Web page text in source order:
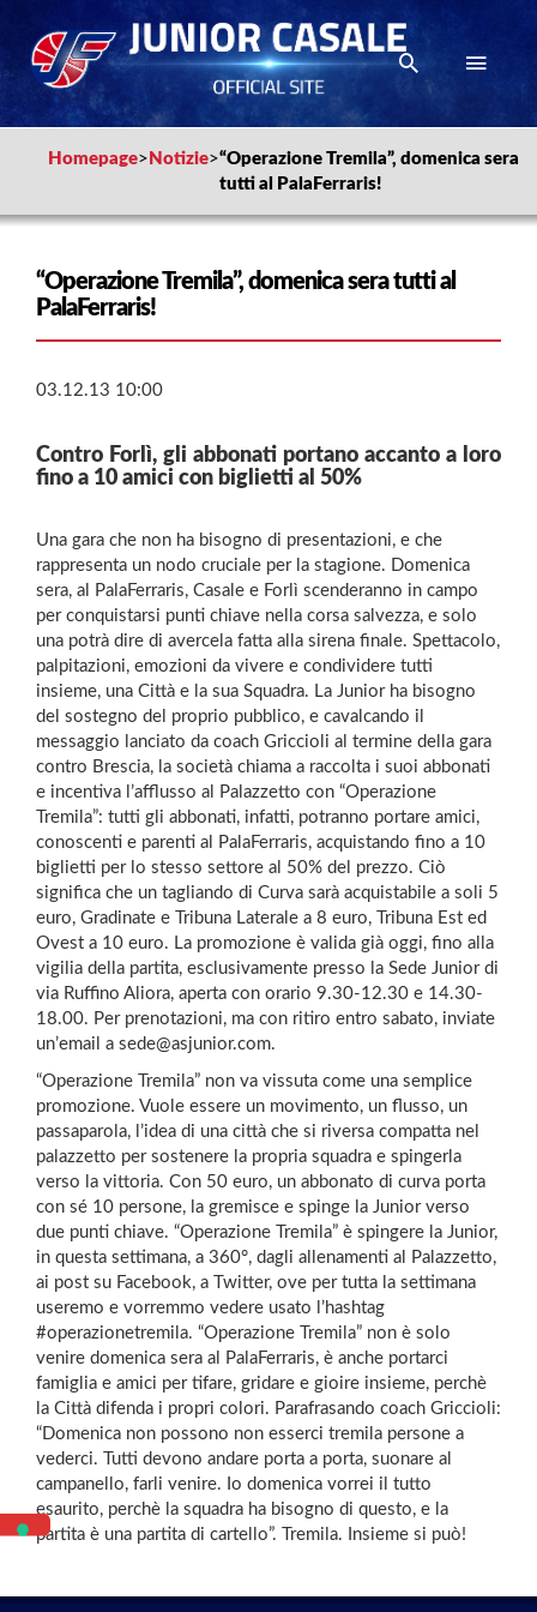
Homepage> Notizie>“Operazione Tremila”, domenica sera
tutti al PalaFerraris!
“Operazione Tremila”, domenica sera tutti al
PalaFerraris!
03.12.13 10:00
Contro Forlì, gli abbonati portano accanto a loro
fino a 10 amici con biglietti al 50%
Una gara che non ha bisogno di presentazioni, e che
rappresenta un nodo cruciale per la stagione. Domenica
sera, al PalaFerraris, Casale e Forlì scenderanno in campo
per conquistarsi punti chiave nella corsa salvezza, e solo
una potrà dire di avercela fatta alla sirena finale. Spettacolo,
palpitazioni, emozioni da vivere e condividere tutti
insieme, una Città e la sua Squadra. La Junior ha bisogno
del sostegno del proprio pubblico, e cavalcando il
messaggio lanciato da coach Griccioli al termine della gara
contro Brescia, la società chiama a raccolta i suoi abbonati
e incentiva l’afflusso al Palazzetto con “Operazione
Tremila”: tutti gli abbonati, infatti, potranno portare amici,
conoscenti e parenti al PalaFerraris, acquistando fino a 10
biglietti per lo stesso settore al 50% del prezzo. Ciò
significa che un tagliando di Curva sarà acquistabile a soli 5
euro, Gradinate e Tribuna Laterale a 8 euro, Tribuna Est ed
Ovest a 10 euro. La promozione è valida già oggi, fino alla
vigilia della partita, esclusivamente presso la Sede Junior di
via Ruffino Aliora, aperta con orario 9.30-12.30 e 14.30-
18.00. Per prenotazioni, ma con ritiro entro sabato, inviate
un’email a sede@asjunior.com.
“Operazione Tremila” non va vissuta come una semplice
promozione. Vuole essere un movimento, un flusso, un
passaparola, l’idea di una città che si riversa compatta nel
palazzetto per sostenere la propria squadra e spingerla
verso la vittoria. Con 50 euro, un abbonato di curva porta
con sé 10 persone, la gremisce e spinge la Junior verso
due punti chiave. “Operazione Tremila” è spingere la Junior,
in questa settimana, a 360°, dagli allenamenti al Palazzetto,
ai post su Facebook, a Twitter, ove per tutta la settimana
useremo e vorremmo vedere usato l’hashtag
#operazionetremila. “Operazione Tremila” non è solo
venire domenica sera al PalaFerraris, è anche portarci
famiglia e amici per tifare, gridare e gioire insieme, perchè
la Città difenda i propri colori. Parafrasando coach Griccioli:
“Domenica non possono non esserci tremila persone a
vederci. Tutti devono andare porta a porta, suonare al
campanello, farli venire. Io domenica vorrei il tutto
esaurito, perchè la squadra ha bisogno di questo, e la
partita è una partita di cartello”. Tremila. Insieme si può!